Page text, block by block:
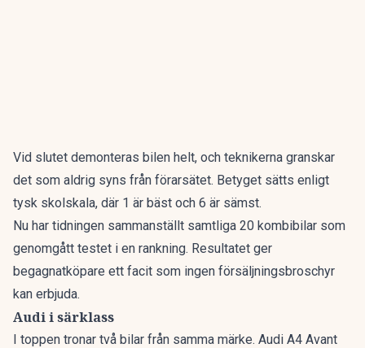
Vid slutet demonteras bilen helt, och teknikerna granskar
det som aldrig syns från förarsätet. Betyget sätts enligt
tysk skolskala, där 1 är bäst och 6 är sämst.
Nu har tidningen sammanställt samtliga 20 kombibilar som
genomgått testet i en rankning. Resultatet ger
begagnatköpare ett facit som ingen försäljningsbroschyr
kan erbjuda.
Audi i särklass
I toppen tronar två bilar från samma märke. Audi A4 Avant